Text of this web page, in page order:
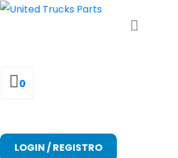
0
LOGIN / REGISTRO